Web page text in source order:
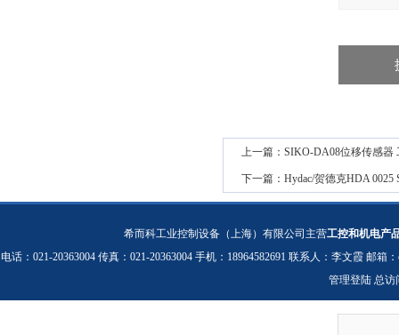
上一篇： SIKO-DA08位移传感器
下一篇： Hydac/贺德克HDA 0025
希而科工业控制设备（上海）有限公司主营工控和机电产
电话：021-20363004 传真：021-20363004 手机：18964582691 联系人：李文霞 邮箱：
管理登陆 总访